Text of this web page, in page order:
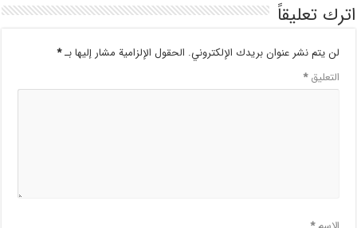
اترك تعليقاً
لن يتم نشر عنوان بريدك الإلكتروني. الحقول الإلزامية مشار إليها بـ*
التعليق*